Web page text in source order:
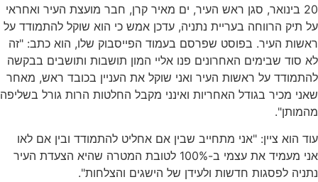
20 בינואר, סגן ראש העיר, ים מאיר קרן, חבר מועצת העיר ואחראי
על תיק הרווחה בעריית נתניה, עדכן אמש כי הוא שוקל להתמודד על
ראשות העיר. בפוסט שפרסם בעמוד הפייסבוק שלו, הוא כתב: "זה
לא סוד שבימים האחרונים פנו אליי המון תושבות ותושבים בבקשה
להתמודד על ראשות העיר ואני שוקל את העניין בכובד ראש, מאחר
שאני מכיר בגודל האחריות ואינני מקבל החלטות הרות גורל בשליפה
מהמותן".
עוד הוא ציין: "אני מתחייב שבין אם אחליט להתמודד ובין אם לאו
אני מעמיד את עצמי ב-100% לטובת המטרה שהיא הצעדת העיר
נתניה לפסגות חדשות ולעידן של הישגים והצלחות".